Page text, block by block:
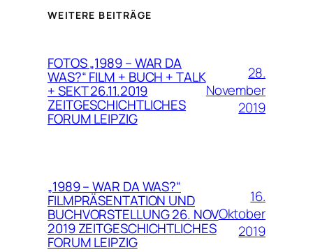
WEITERE BEITRÄGE
FOTOS „1989 – WAR DA
WAS?“ FILM + BUCH + TALK
+ SEKT 26.11.2019
ZEITGESCHICHTLICHES
FORUM LEIPZIG
28.
November
2019
„1989 – WAR DA WAS?“
FILMPRÄSENTATION UND
BUCHVORSTELLUNG 26. NOV
2019 ZEITGESCHICHTLICHES
FORUM LEIPZIG
16.
Oktober
2019